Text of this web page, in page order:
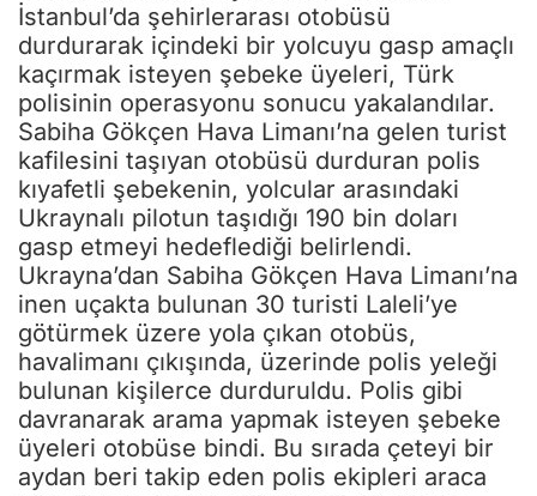
İstanbul’da şehirlerarası otobüsü
durdurarak içindeki bir yolcuyu gasp amaçlı
kaçırmak isteyen şebeke üyeleri, Türk
polisinin operasyonu sonucu yakalandılar.
Sabiha Gökçen Hava Limanı’na gelen turist
kafilesini taşıyan otobüsü durduran polis
kıyafetli şebekenin, yolcular arasındaki
Ukraynalı pilotun taşıdığı 190 bin doları
gasp etmeyi hedeflediği belirlendi.
Ukrayna’dan Sabiha Gökçen Hava Limanı’na
inen uçakta bulunan 30 turisti Laleli’ye
götürmek üzere yola çıkan otobüs,
havalimanı çıkışında, üzerinde polis yeleği
bulunan kişilerce durduruldu. Polis gibi
davranarak arama yapmak isteyen şebeke
üyeleri otobüse bindi. Bu sırada çeteyi bir
aydan beri takip eden polis ekipleri araca